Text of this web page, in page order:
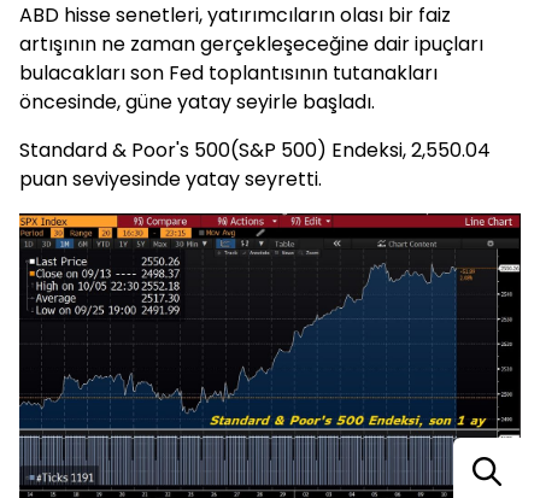
ABD hisse senetleri, yatırımcıların olası bir faiz
artışının ne zaman gerçekleşeceğine dair ipuçları
bulacakları son Fed toplantısının tutanakları
öncesinde, güne yatay seyirle başladı.
Standard & Poor's 500(S&P 500) Endeksi, 2,550.04
puan seviyesinde yatay seyretti.